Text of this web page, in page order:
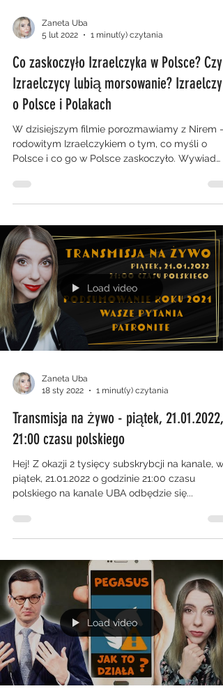
Zaneta Uba
5 lut 2022
1 minut(y) czytania
Co zaskoczyło Izraelczyka w Polsce? Czy
Izraelczycy lubią morsowanie? Izraelczyk
o Polsce i Polakach
W dzisiejszym filmie porozmawiamy z Nirem -
rodowitym Izraelczykiem o tym, co myśli o
Polsce i co go w Polsce zaskoczyło. Wywiad
Load video
Zaneta Uba
18 sty 2022
1 minut(y) czytania
Transmisja na żywo - piątek, 21.01.2022,
21:00 czasu polskiego
Hej! Z okazji 2 tysięcy subskrybcji na kanale, w
piątek, 21.01.2022 o godzinie 21:00 czasu
polskiego na kanale UBA odbędzie się...
Load video